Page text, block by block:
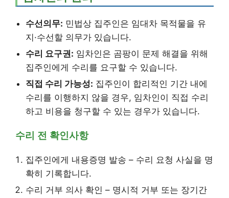
수선의무: 민법상 집주인은 임대차 목적물을 유
지·수선할 의무가 있습니다.
수리 요구권: 임차인은 곰팡이 문제 해결을 위해
집주인에게 수리를 요구할 수 있습니다.
직접 수리 가능성: 집주인이 합리적인 기간 내에
수리를 이행하지 않을 경우, 임차인이 직접 수리
하고 비용을 청구할 수 있는 경우가 있습니다.
수리 전 확인사항
집주인에게 내용증명 발송 – 수리 요청 사실을 명
확히 기록합니다.
수리 거부 의사 확인 – 명시적 거부 또는 장기간